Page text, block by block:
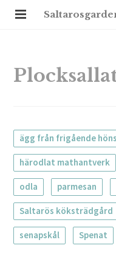
ägg från frigående höns
härodlat mathantverk
odla parmesan
Saltarös köksträdgård
senapskål Spenat